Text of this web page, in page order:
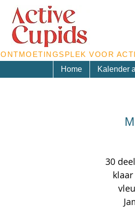
ONTMOETINGSPLEK VOOR
Home
Kalender
30